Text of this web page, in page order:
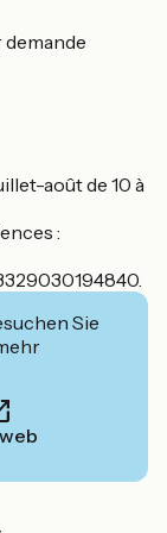
demande
août de 10 à
:
Sie